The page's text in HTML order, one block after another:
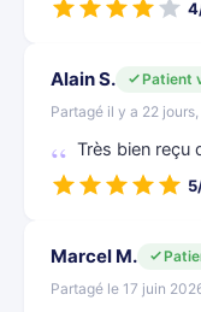
Alain S.
Patient
Partagé il y a 22
Très bien reçu
Marcel M.
Partagé le 17 juin